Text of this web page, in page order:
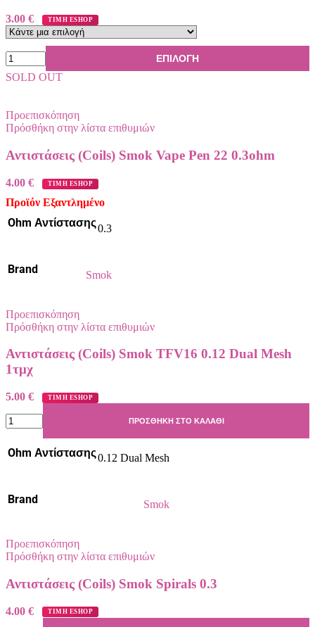
3.00 € ΤΙΜΗ ESHOP
ΕΠΙΛΟΓΉ
SOLD OUT
Προεπισκόπηση
Πρόσθήκη στην λίστα επιθυμιών
Αντιστάσεις (Coils) Smok Vape Pen 22 0.3ohm
4.00 € ΤΙΜΗ ESHOP
Προϊόν Εξαντλημένο
Ohm Αντίστασης0.3
Brand Smok
Προεπισκόπηση
Πρόσθήκη στην λίστα επιθυμιών
Αντιστάσεις (Coils) Smok TFV16 0.12 Dual Mesh
1τμχ
5.00 € ΤΙΜΗ ESHOP
ΠΡΟΣΘΉΚΗ ΣΤΟ ΚΑΛΆΘΙ
Ohm Αντίστασης0.12 Dual Mesh
Brand Smok
Προεπισκόπηση
Πρόσθήκη στην λίστα επιθυμιών
Αντιστάσεις (Coils) Smok Spirals 0.3
4.00 € ΤΙΜΗ ESHOP